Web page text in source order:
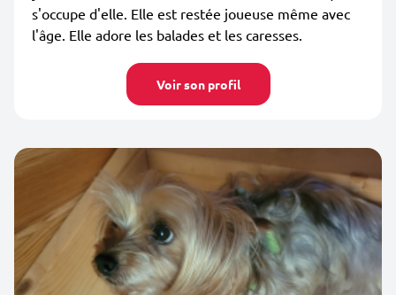
s'occupe d'elle. Elle est restée joueuse même avec
l'âge. Elle adore les balades et les caresses.
Voir son profil